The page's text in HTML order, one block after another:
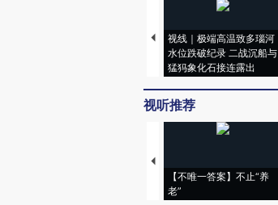
视线｜极端高温致多瑙河
水位跌破纪录 二战沉船与
猛犸象化石接连露出
视听推荐
【不唯一答案】不止“养
老”